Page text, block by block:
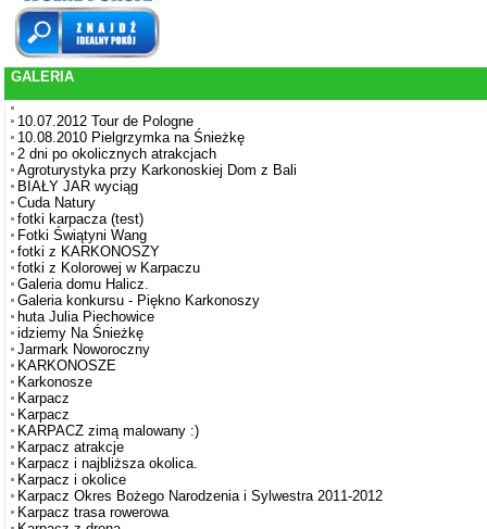
GALERIA
10.07.2012 Tour de Pologne
10.08.2010 Pielgrzymka na Śnieżkę
2 dni po okolicznych atrakcjach
Agroturystyka przy Karkonoskiej Dom z Bali
BIAŁY JAR wyciąg
Cuda Natury
fotki karpacza (test)
Fotki Świątyni Wang
fotki z KARKONOSZY
fotki z Kolorowej w Karpaczu
Galeria domu Halicz.
Galeria konkursu - Piękno Karkonoszy
huta Julia Piechowice
idziemy Na Śnieżkę
Jarmark Noworoczny
KARKONOSZE
Karkonosze
Karpacz
Karpacz
KARPACZ zimą malowany :)
Karpacz atrakcje
Karpacz i najbliższa okolica.
Karpacz i okolice
Karpacz Okres Bożego Narodzenia i Sylwestra 2011-2012
Karpacz trasa rowerowa